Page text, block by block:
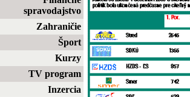
spravodajstvo
Zahraničie
Šport
Kurzy
TV program
Inzercia